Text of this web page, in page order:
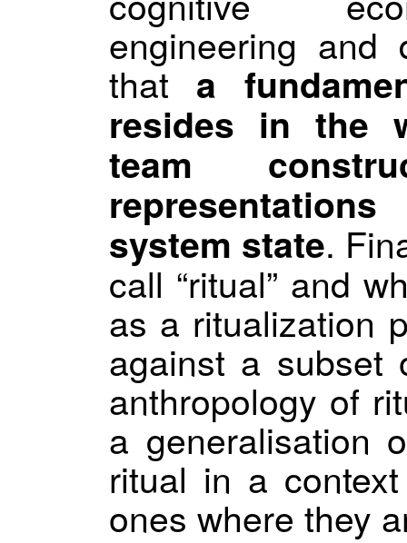
engineering and
that a
resides in the
team
system state.
call “ritual” and
as a ritualization
against a subset
anthropology of
a generalisation
ritual in a
ones where they